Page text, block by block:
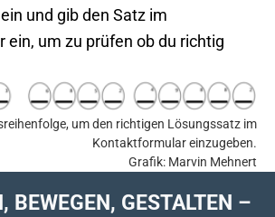
um den richtigen Lösungssatz im
Kontaktformular einzugeben.
Grafik: Marvin Mehnert
und gib den Satz im
ein, um zu prüfen ob du richtig
BEWEGEN, GESTALTEN –